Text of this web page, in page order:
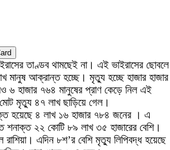
তাণ্ডব থামছেই না। এই ভাইরাসের ছোবলে
মানুষ আক্রান্ত হচ্ছে। মৃত্যু হচ্ছে হাজার হাজার
হাজার ৭৬৪ মানুষের প্রাণ কেড়ে নিল এই
মৃত্যু ৪৭ লাখ ছাড়িয়ে গেল।
হয়েছে ৪ লাখ ১৬ হাজার ৭৮৪ জনের । এ
২২ কোটি ৮৯ লাখ ৩৫ হাজারের বেশি।
রাশিয়া। এদিন ৮শ’র বেশি মৃত্যু লিপিবদ্ধ হয়েছে